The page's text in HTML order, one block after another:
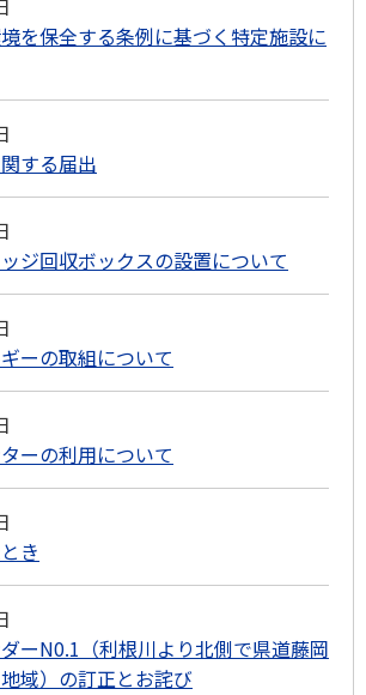
を保全する条例に基づく特定施設に
する届出
ジ回収ボックスの設置について
ーの取組について
ーの利用について
き
ーN0.1（利根川より北側で県道藤岡
域）の訂正とお詫び